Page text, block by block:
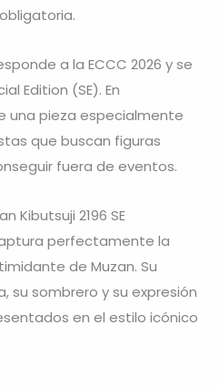
a la ECCC 2026 y se
Edition (SE). En
una pieza especialmente
que buscan figuras
fuera de eventos.
Kibutsuji 2196 SE
perfectamente la
de Muzan. Su
sombrero y su expresión
en el estilo icónico